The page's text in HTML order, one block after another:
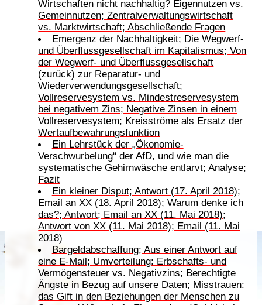
Wirtschaften nicht nachhaltig? Eigennutzen vs.
Gemeinnutzen; Zentralverwaltungswirtschaft
vs. Marktwirtschaft; Abschließende Fragen
Emergenz der Nachhaltigkeit; Die Wegwerf-
und Überflussgesellschaft im Kapitalismus; Von
der Wegwerf- und Überflussgesellschaft
(zurück) zur Reparatur- und
Wiederverwendungsgesellschaft;
Vollreservesystem vs. Mindestreservesystem
bei negativem Zins; Negative Zinsen in einem
Vollreservesystem; Kreisströme als Ersatz der
Wertaufbewahrungsfunktion
Ein Lehrstück der „Ökonomie-
Verschwurbelung“ der AfD, und wie man die
systematische Gehirnwäsche entlarvt; Analyse;
Fazit
Ein kleiner Disput; Antwort (17. April 2018);
Email an XX (18. April 2018); Warum denke ich
das?; Antwort; Email an XX (11. Mai 2018);
Antwort von XX (11. Mai 2018); Email (11. Mai
2018)
Bargeldabschaffung; Aus einer Antwort auf
eine E-Mail; Umverteilung: Erbschafts- und
Vermögensteuer vs. Negativzins; Berechtigte
Ängste in Bezug auf unsere Daten; Misstrauen:
das Gift in den Beziehungen der Menschen zu